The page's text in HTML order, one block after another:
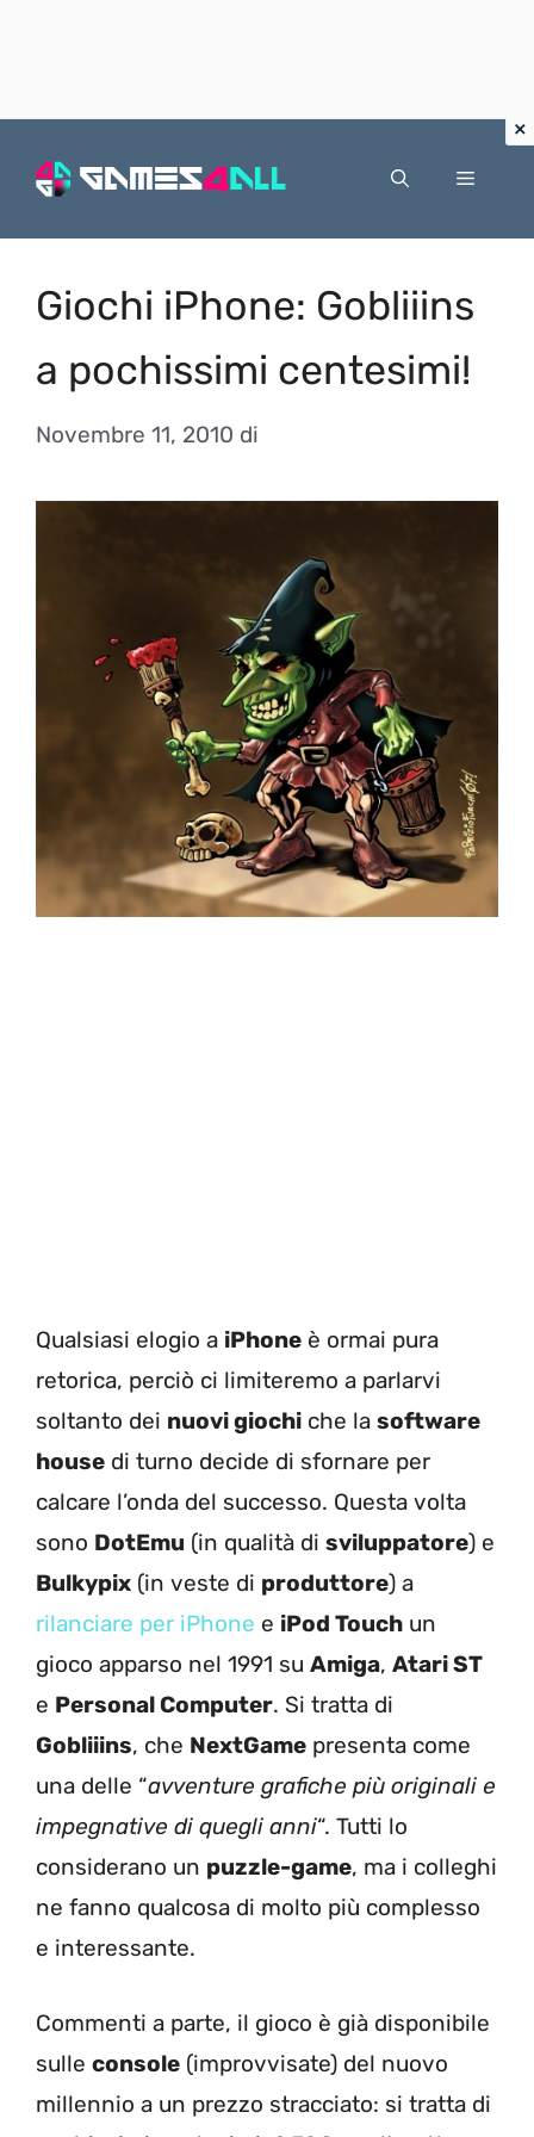
Menu
Giochi iPhone: Gobliiins
a pochissimi centesimi!
Novembre 11, 2010 di
Qualsiasi elogio a iPhone è ormai pura
retorica, perciò ci limiteremo a parlarvi
soltanto dei nuovi giochi che la software
house di turno decide di sfornare per
calcare l’onda del successo. Questa volta
sono DotEmu (in qualità di sviluppatore) e
Bulkypix (in veste di produttore) a
rilanciare per iPhone e iPod Touch un
gioco apparso nel 1991 su Amiga, Atari ST
e Personal Computer. Si tratta di
Gobliiins, che NextGame presenta come
una delle “avventure grafiche più originali e
impegnative di quegli anni“. Tutti lo
considerano un puzzle-game, ma i colleghi
ne fanno qualcosa di molto più complesso
e interessante.
Commenti a parte, il gioco è già disponibile
sulle console (improvvisate) del nuovo
millennio a un prezzo stracciato: si tratta di